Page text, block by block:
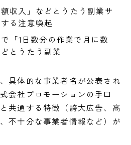
額収入」などとうたう副業サ
る注意喚起
「1日数分の作業で月に数
とうたう副業
具体的な事業者名が公表され
会社プロモーションの手口
共通する特徴（誇大広告、高
不十分な事業者情報など）が